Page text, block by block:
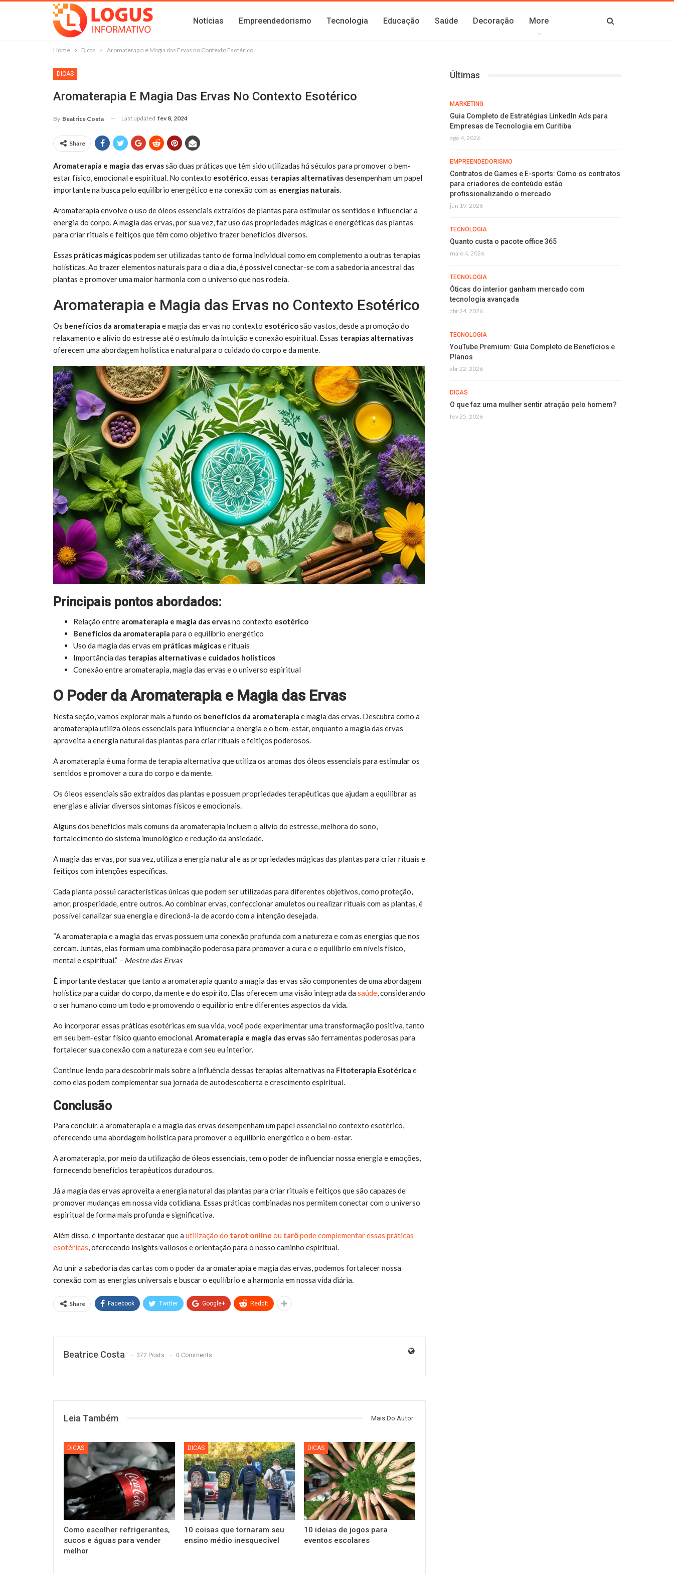
Notícias Empreendedorismo Tecnologia Educação Saúde Decoração More
Home Dicas Aromaterapia e Magia das Ervas no Contexto Esotérico
DICAS
Aromaterapia E Magia Das Ervas No Contexto Esotérico
By Beatrice Costa Last updated fev 8, 2024
Share
Aromaterapia e magia das ervassão duas práticas que têm sido utilizadas há séculos para promover o bem-
estar físico, emocional e espiritual. No contexto esotérico, essas terapias alternativasdesempenham um papel
importante na busca pelo equilíbrio energético e na conexão com as energias naturais.
Aromaterapia envolve o uso de óleos essenciais extraídos de plantas para estimular os sentidos e influenciar a
energia do corpo. A magia das ervas, por sua vez, faz uso das propriedades mágicas e energéticas das plantas
para criar rituais e feitiços que têm como objetivo trazer benefícios diversos.
Essas práticas mágicaspodem ser utilizadas tanto de forma individual como em complemento a outras terapias
holísticas. Ao trazer elementos naturais para o dia a dia, é possível conectar-se com a sabedoria ancestral das
plantas e promover uma maior harmonia com o universo que nos rodeia.
Aromaterapia e Magia das Ervas no Contexto Esotérico
Os benefícios da aromaterapia e magia das ervas no contexto esotéricosão vastos, desde a promoção do
relaxamento e alívio do estresse até o estímulo da intuição e conexão espiritual. Essas terapias alternativas
oferecem uma abordagem holística e natural para o cuidado do corpo e da mente.
Principais pontos abordados:
Relação entre aromaterapia e magia das ervasno contexto esotérico
Benefícios da aromaterapia para o equilíbrio energético
Uso da magia das ervas em práticas mágicase rituais
Importância das terapias alternativase cuidados holísticos
Conexão entre aromaterapia, magia das ervas e o universo espiritual
O Poder da Aromaterapia e Magia das Ervas
Nesta seção, vamos explorar mais a fundo os benefícios da aromaterapia e magia das ervas. Descubra como a
aromaterapia utiliza óleos essenciais para influenciar a energia e o bem-estar, enquanto a magia das ervas
aproveita a energia natural das plantas para criar rituais e feitiços poderosos.
A aromaterapia é uma forma de terapia alternativa que utiliza os aromas dos óleos essenciais para estimular os
sentidos e promover a cura do corpo e da mente.
Os óleos essenciais são extraídos das plantas e possuem propriedades terapêuticas que ajudam a equilibrar as
energias e aliviar diversos sintomas físicos e emocionais.
Alguns dos benefícios mais comuns da aromaterapia incluem o alívio do estresse, melhora do sono,
fortalecimento do sistema imunológico e redução da ansiedade.
A magia das ervas, por sua vez, utiliza a energia natural e as propriedades mágicas das plantas para criar rituais e
feitiços com intenções específicas.
Cada planta possui características únicas que podem ser utilizadas para diferentes objetivos, como proteção,
amor, prosperidade, entre outros. Ao combinar ervas, confeccionar amuletos ou realizar rituais com as plantas, é
possível canalizar sua energia e direcioná-la de acordo com a intenção desejada.
“A aromaterapia e a magia das ervas possuem uma conexão profunda com a natureza e com as energias que nos
cercam. Juntas, elas formam uma combinação poderosa para promover a cura e o equilíbrio em níveis físico,
mental e espiritual.” – Mestre das Ervas
É importante destacar que tanto a aromaterapia quanto a magia das ervas são componentes de uma abordagem
holística para cuidar do corpo, da mente e do espírito. Elas oferecem uma visão integrada da saúde, considerando
o ser humano como um todo e promovendo o equilíbrio entre diferentes aspectos da vida.
Ao incorporar essas práticas esotéricas em sua vida, você pode experimentar uma transformação positiva, tanto
em seu bem-estar físico quanto emocional.Aromaterapia e magia das ervassão ferramentas poderosas para
fortalecer sua conexão com a natureza e com seu eu interior.
Continue lendo para descobrir mais sobre a influência dessas terapias alternativas na Fitoterapia Esotérica e
como elas podem complementar sua jornada de autodescoberta e crescimento espiritual.
Conclusão
Para concluir, a aromaterapia e a magia das ervas desempenham um papel essencial no contexto esotérico,
oferecendo uma abordagem holística para promover o equilíbrio energético e o bem-estar.
A aromaterapia, por meio da utilização de óleos essenciais, tem o poder de influenciar nossa energia e emoções,
fornecendo benefícios terapêuticos duradouros.
Já a magia das ervas aproveita a energia natural das plantas para criar rituais e feitiços que são capazes de
promover mudanças em nossa vida cotidiana. Essas práticas combinadas nos permitem conectar com o universo
espiritual de forma mais profunda e significativa.
Além disso, é importante destacar que a utilização do tarot online ou tarôpode complementar essas práticas
esotéricas, oferecendo insights valiosos e orientação para o nosso caminho espiritual.
Ao unir a sabedoria das cartas com o poder da aromaterapia e magia das ervas, podemos fortalecer nossa
conexão com as energias universais e buscar o equilíbrio e a harmonia em nossa vida diária.
Share Facebook Twitter Google+ ReddIt
Beatrice Costa 372 Posts 0 Comments
Leia Também Mais Do Autor
DICAS
Como escolher refrigerantes,
sucos e águas para vender
melhor
DICAS
10 coisas que tornaram seu
ensino médio inesquecível
DICAS
10 ideias de jogos para
eventos escolares
Últimas
MARKETING
Guia Completo de Estratégias LinkedIn Ads para
Empresas de Tecnologia em Curitiba
ago 4, 2026
EMPREENDEDORISMO
Contratos de Games e E-sports: Como os contratos
para criadores de conteúdo estão
profissionalizando o mercado
jun 19, 2026
TECNOLOGIA
Quanto custa o pacote office 365
maio 4, 2026
TECNOLOGIA
Óticas do interior ganham mercado com
tecnologia avançada
abr 24, 2026
TECNOLOGIA
YouTube Premium: Guia Completo de Benefícios e
Planos
abr 22, 2026
DICAS
O que faz uma mulher sentir atração pelo homem?
fev 25, 2026